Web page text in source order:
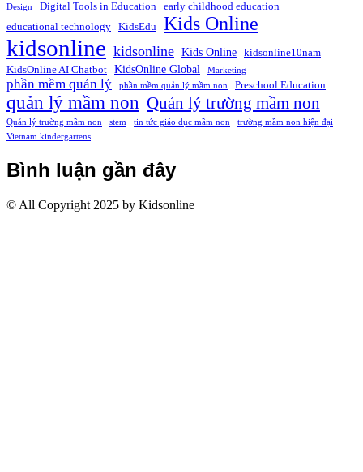
Design
Digital Tools in Education
early childhood education
educational technology
KidsEdu Kids Online
kidsonline kidsonline Kids Online
kidsonline10nam
KidsOnline AI Chatbot
KidsOnline Global Marketing
phần mềm quản lý phần mềm quản lý mầm non Preschool Education
quản lý mầm non Quản lý trường mầm non
Quản lý trường mầm non stem tin tức giáo dục mầm non
trường mầm non hiện đại
Vietnam kindergartens
Bình luận gần đây
© All Copyright 2025 by Kidsonline